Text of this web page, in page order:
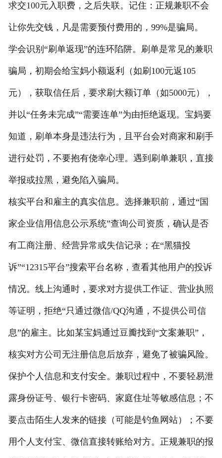
求交100元入职费，之后失联。记住：正规兼职不会
让你先交钱，凡是需要预付费用的，99%是骗局。
学会识别“刷单返现”的连环陷阱。刷单是常见的兼职
骗局，初期会给宝妈小额返利（如刷100元返105
元），获取信任后，要求刷大额订单（如5000元），
并以“任务未完成”“需要连单”为由拒绝返现。宝妈要
知道，刷单本身是违法行为，且平台会对商家和刷手
进行处罚，不要抱有侥幸心理。遇到刷单兼职，直接
举报或拉黑，避免陷入骗局。
核实平台和雇主的真实信息。选择兼职前，通过“国
家企业信用信息公示系统”查询公司资质，确认是否
有工商注册、经营异常或失信记录；在“黑猫投
诉”“12315平台”搜索平台名称，查看其他用户的投诉
情况。线上沟通时，要求对方提供工作证、营业执照
等证明，拒绝“只通过微信/QQ沟通，不提供公司信
息”的雇主。比如某宝妈通过豆瓣找到“文案兼职”，
核实对方公司无注册信息后放弃，避免了被骗风险。
保护个人信息和支付安全。兼职过程中，不要轻易泄
露身份证号、银行卡密码、家庭住址等敏感信息；不
要点击陌生人发来的链接（可能是钓鱼网站）；不要
用个人支付宝、微信直接转账给对方。正规兼职的报